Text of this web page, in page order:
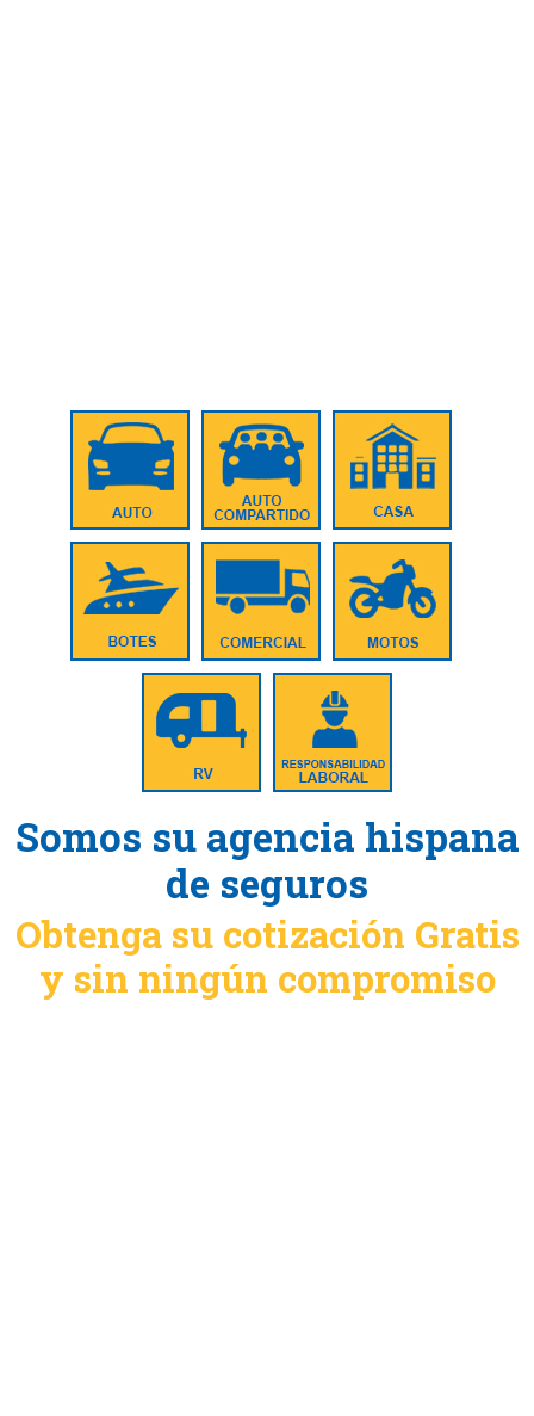
Somos su agencia hispana
de seguros
Obtenga su cotización Gratis
y sin ningún compromiso